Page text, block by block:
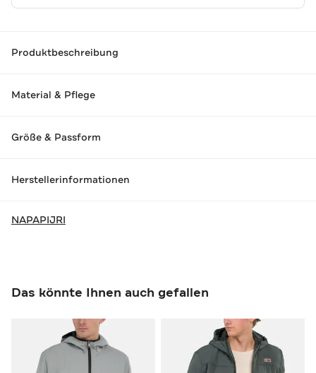
Produktbeschreibung
Material & Pflege
Größe & Passform
Herstellerinformationen
NAPAPIJRI
Das könnte Ihnen auch gefallen